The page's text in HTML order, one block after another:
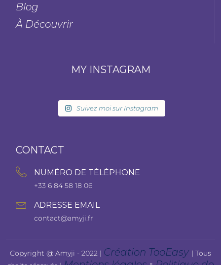
Blog
À Découvrir
MY INSTAGRAM
Suivez moi sur Instagram
CONTACT
NUMÉRO DE TÉLÉPHONE
+33 6 84 58 18 06
ADRESSE EMAIL
contact@amyji.fr
Copyright @ Amyji - 2022 | Création TooEasy | Tous